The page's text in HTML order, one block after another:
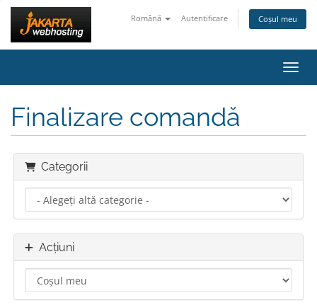
Română Autentificare Coșul meu
Finalizare comandă
Categorii
Acțiuni